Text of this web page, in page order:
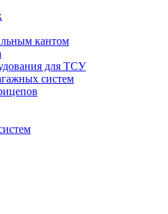
кантом
для ТСУ
систем